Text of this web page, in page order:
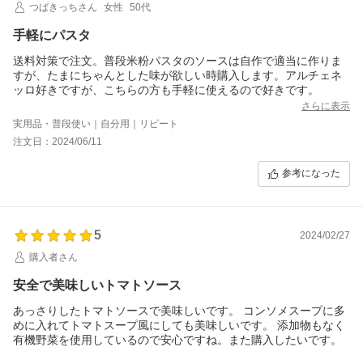
つばきっちさん
女性 50代
手軽にパスタ
送料対策で注文。普段米粉パスタのソースは自作で適当に作りま
すが、たまにちゃんとした味が欲しい時購入します。アルチェネ
ッロ好きですが、こちらの方も手軽に使えるので好きです。
さらに表示
実用品・普段使い｜自分用｜リピート
注文日：2024/06/11
参考になった
5
2024/02/27
購入者さん
安全で美味しいトマトソース
あっさりしたトマトソースで美味しいです。 コンソメスープに多
めに入れてトマトスープ風にしても美味しいです。 添加物もなく
有機野菜を使用しているので安心ですね。また購入したいです。